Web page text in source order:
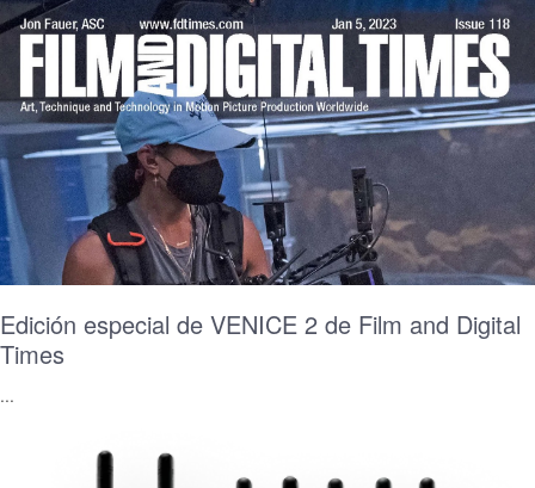
Edición especial de VENICE 2 de Film and Digital
Times
...